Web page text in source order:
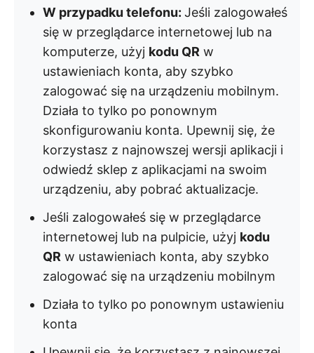
W przypadku telefonu: Jeśli zalogowałeś
się w przeglądarce internetowej lub na
komputerze, użyj kodu QR w
ustawieniach konta, aby szybko
zalogować się na urządzeniu mobilnym.
Działa to tylko po ponownym
skonfigurowaniu konta. Upewnij się, że
korzystasz z najnowszej wersji aplikacji i
odwiedź sklep z aplikacjami na swoim
urządzeniu, aby pobrać aktualizacje.
Jeśli zalogowałeś się w przeglądarce
internetowej lub na pulpicie, użyj kodu
QR w ustawieniach konta, aby szybko
zalogować się na urządzeniu mobilnym
Działa to tylko po ponownym ustawieniu
konta